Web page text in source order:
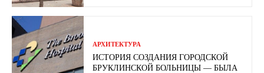
АРХИТЕКТУРА
ИСТОРИЯ СОЗДАНИЯ ГОРОДСКОЙ
БРУКЛИНСКОЙ БОЛЬНИЦЫ — БЫЛА